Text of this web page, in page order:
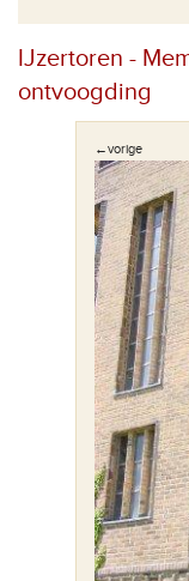
IJzertoren -
ontvoogding
←vorige